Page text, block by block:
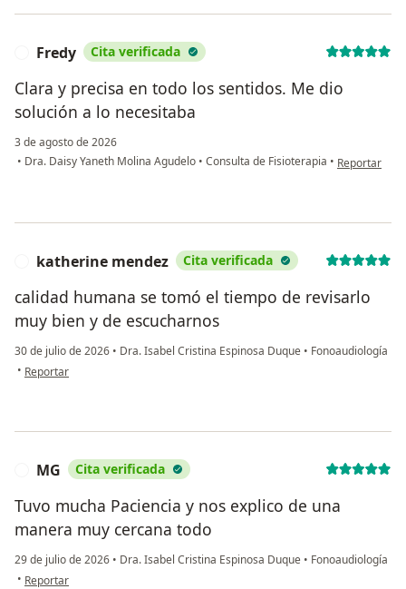
Fredy Cita verificada
Clara y precisa en todo los sentidos. Me dio
solución a lo necesitaba
3 de agosto de 2026
• Dra. Daisy Yaneth Molina Agudelo • Consulta de Fisioterapia • en opinión
Reportar
katherine mendez Cita verificada
calidad humana se tomó el tiempo de revisarlo
muy bien y de escucharnos
30 de julio de 2026 • Dra. Isabel Cristina Espinosa Duque • Fonoaudiología
• en opinión del usuario katherine mendez
Reportar
MG Cita verificada
Tuvo mucha Paciencia y nos explico de una
manera muy cercana todo
29 de julio de 2026 • Dra. Isabel Cristina Espinosa Duque • Fonoaudiología
• en opinión del usuario MG
Reportar